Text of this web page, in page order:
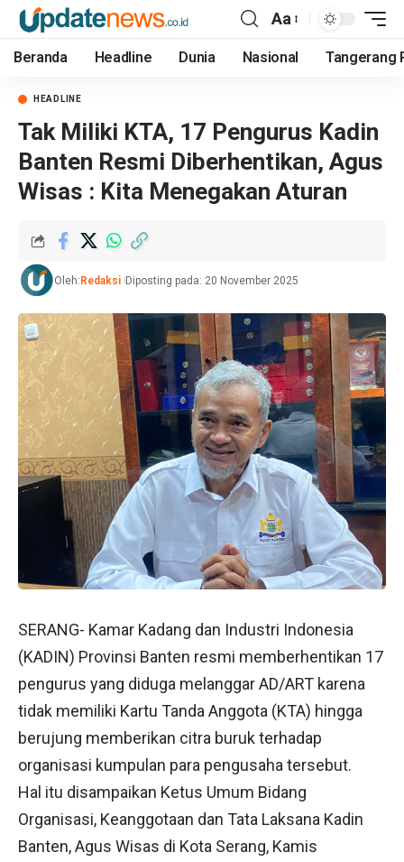
Aa
Beranda Headline Dunia Nasional Tangerang
HEADLINE
Tak Miliki KTA, 17 Pengurus Kadin
Banten Resmi Diberhentikan, Agus
Wisas : Kita Menegakan Aturan
Oleh: Redaksi Diposting pada: 20 November 2025
SERANG- Kamar Kadang dan Industri Indonesia
(KADIN) Provinsi Banten resmi memberhentikan 17
pengurus yang diduga melanggar AD/ART karena
tidak memiliki Kartu Tanda Anggota (KTA) hingga
berujung memberikan citra buruk terhadap
organisasi kumpulan para pengusaha tersebut.
Hal itu disampaikan Ketus Umum Bidang
Organisasi, Keanggotaan dan Tata Laksana Kadin
Banten, Agus Wisas di Kota Serang, Kamis